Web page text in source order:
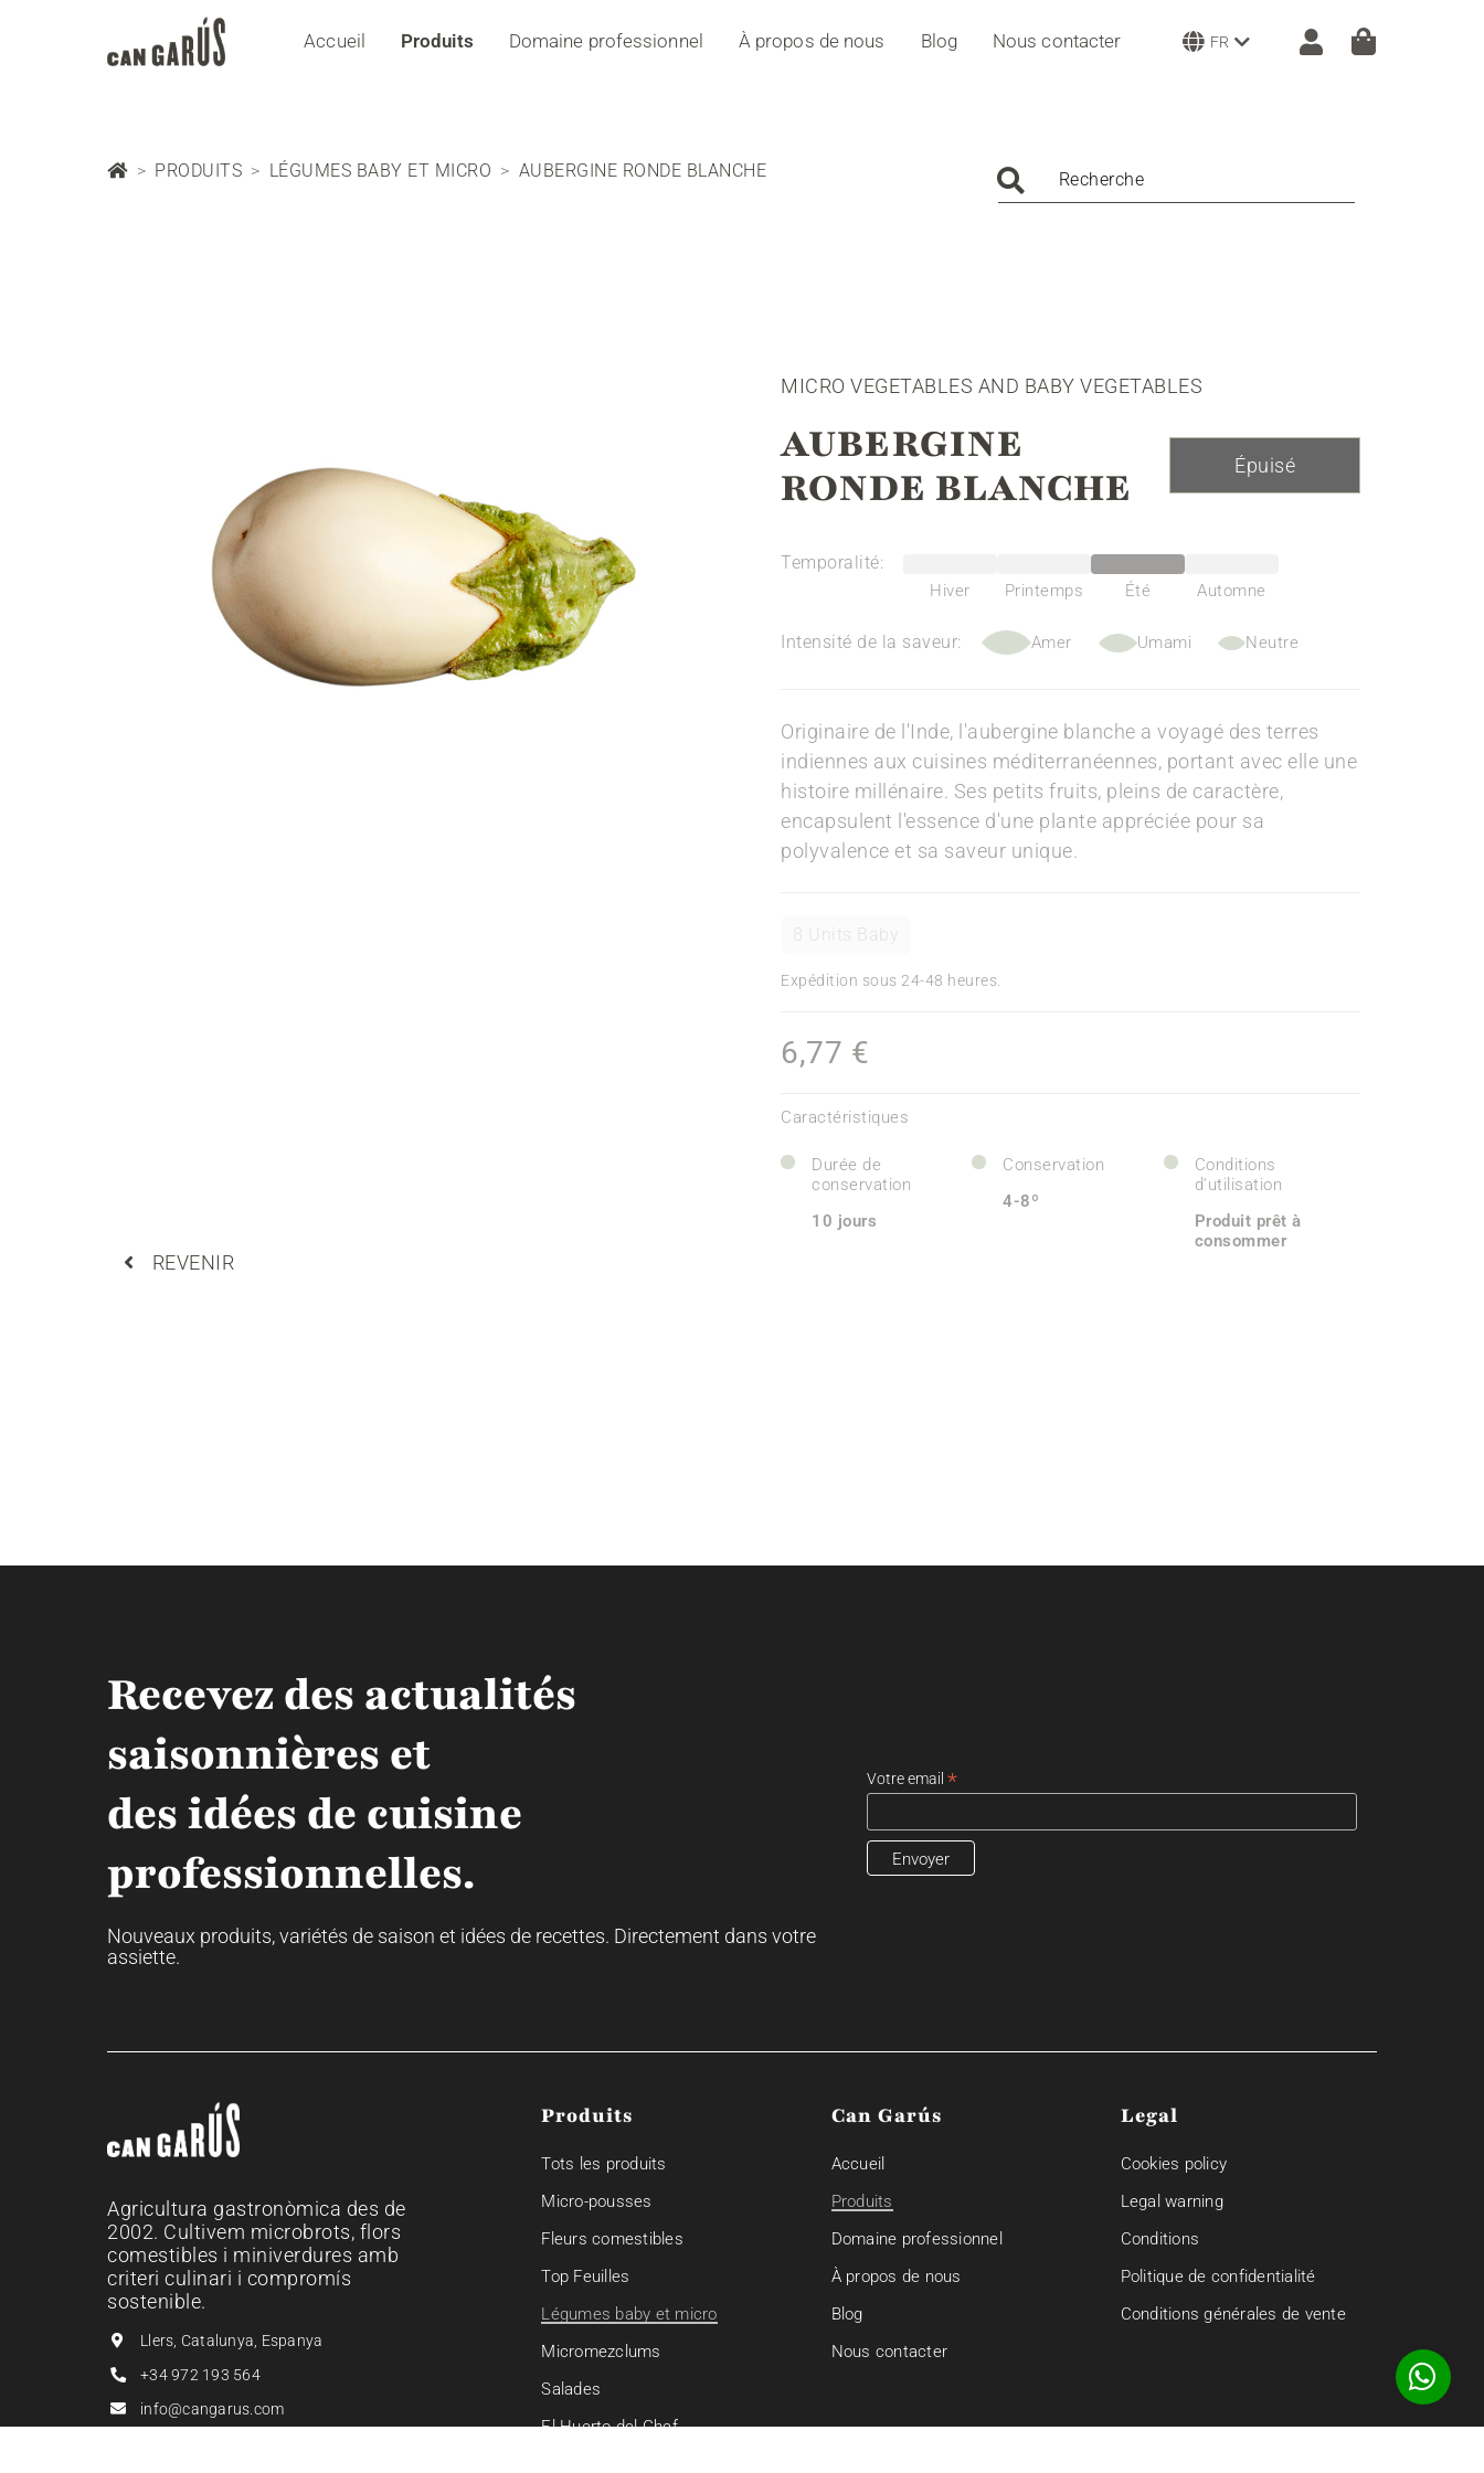
Accueil Produits Domaine professionnel À propos de nous Blog Nous contacter FR
PRODUITS LÉGUMES BABY ET MICRO AUBERGINE RONDE BLANCHE Recherche
MICRO VEGETABLES AND BABY VEGETABLES
AUBERGINE
RONDE BLANCHE
Épuisé
Temporalité:
Hiver Printemps Été Automne
Intensité de la saveur: Amer Umami Neutre
Originaire de l'Inde, l'aubergine blanche a voyagé des terres
indiennes aux cuisines méditerranéennes, portant avec elle une
histoire millénaire. Ses petits fruits, pleins de caractère,
encapsulent l'essence d'une plante appréciée pour sa
polyvalence et sa saveur unique.
8 Units Baby
Expédition sous 24-48 heures.
6,77 €
Caractéristiques
Durée de
conservation
10 jours
Conservation
4-8º
Conditions
d'utilisation
Produit prêt à
consommer
REVENIR
Recevez des actualités
saisonnières et
des idées de cuisine
professionnelles.
Nouveaux produits, variétés de saison et idées de recettes. Directement dans votre
assiette.
Votre email*
Agricultura gastronòmica des de
2002. Cultivem microbrots, flors
comestibles i miniverdures amb
criteri culinari i compromís
sostenible.
Llers, Catalunya, Espanya
+34 972 193 564
info@cangarus.com
Produits
Tots les produits
Micro-pousses
Fleurs comestibles
Top Feuilles
Légumes baby et micro
Micromezclums
Salades
El Huerto del Chef
Can Garús
Accueil
Produits
Domaine professionnel
À propos de nous
Blog
Nous contacter
Legal
Cookies policy
Legal warning
Conditions
Politique de confidentialité
Conditions générales de vente